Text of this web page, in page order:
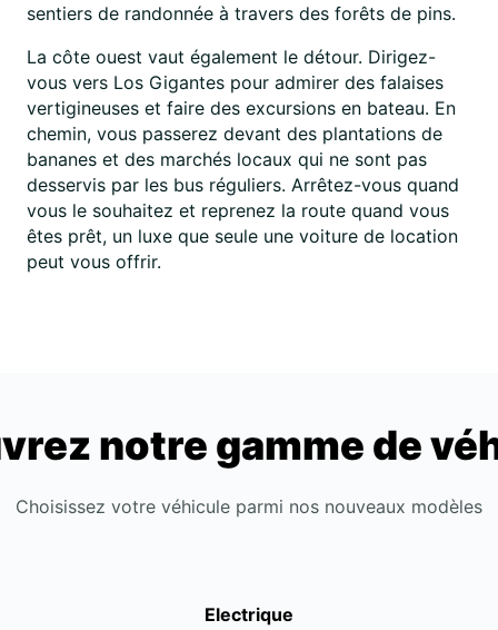
sentiers de randonnée à travers des forêts de pins.
La côte ouest vaut également le détour. Dirigez-
vous vers Los Gigantes pour admirer des falaises
vertigineuses et faire des excursions en bateau. En
chemin, vous passerez devant des plantations de
bananes et des marchés locaux qui ne sont pas
desservis par les bus réguliers. Arrêtez-vous quand
vous le souhaitez et reprenez la route quand vous
êtes prêt, un luxe que seule une voiture de location
peut vous offrir.
notre gamme de
Choisissez votre véhicule parmi nos nouveaux modèles
Electrique